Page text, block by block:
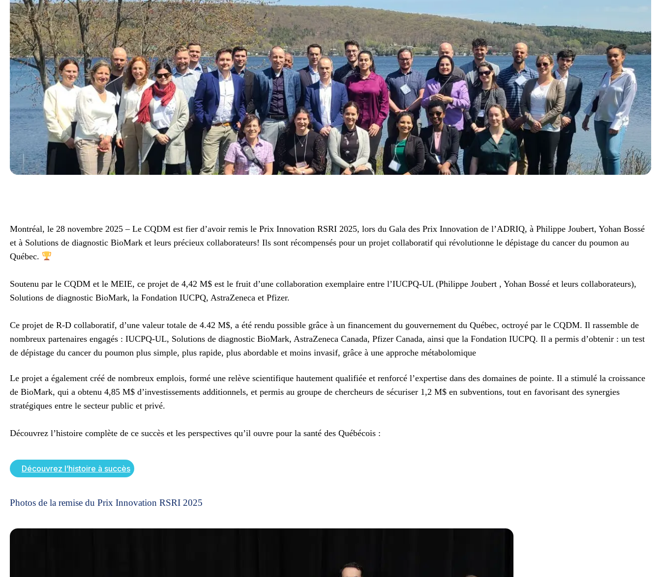
Montréal, le 28 novembre 2025 – Le CQDM est fier d’avoir remis le Prix Innovation RSRI 2025, lors du Gala des Prix Innovation de l’ADRIQ, à Philippe Joubert, Yohan Bossé
et à Solutions de diagnostic BioMark et leurs précieux collaborateurs! Ils sont récompensés pour un projet collaboratif qui révolutionne le dépistage du cancer du poumon au
Québec.
Soutenu par le CQDM et le MEIE, ce projet de 4,42 M$ est le fruit d’une collaboration exemplaire entre l’IUCPQ-UL (Philippe Joubert , Yohan Bossé et leurs collaborateurs),
Solutions de diagnostic BioMark, la Fondation IUCPQ, AstraZeneca et Pfizer.
Ce projet de R-D collaboratif, d’une valeur totale de 4.42 M$, a été rendu possible grâce à un financement du gouvernement du Québec, octroyé par le CQDM. Il rassemble de
nombreux partenaires engagés : IUCPQ-UL, Solutions de diagnostic BioMark, AstraZeneca Canada, Pfizer Canada, ainsi que la Fondation IUCPQ. Il a permis d’obtenir : un test
de dépistage du cancer du poumon plus simple, plus rapide, plus abordable et moins invasif, grâce à une approche métabolomique
Le projet a également créé de nombreux emplois, formé une relève scientifique hautement qualifiée et renforcé l’expertise dans des domaines de pointe. Il a stimulé la croissance
de BioMark, qui a obtenu 4,85 M$ d’investissements additionnels, et permis au groupe de chercheurs de sécuriser 1,2 M$ en subventions, tout en favorisant des synergies
stratégiques entre le secteur public et privé.
Découvrez l’histoire complète de ce succès et les perspectives qu’il ouvre pour la santé des Québécois :
Découvrez l’histoire à succès
Photos de la remise du Prix Innovation RSRI 2025